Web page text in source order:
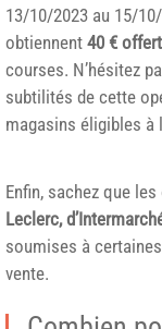
13/10/2023 au 15/
obtiennent 40 €
courses. N’hésitez
subtilités de cette
magasins éligibles à
Enfin, sachez que
Leclerc,
soumises à
vente.